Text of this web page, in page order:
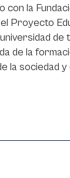
con la
el Proyecto
universidad
de la
la sociedad y